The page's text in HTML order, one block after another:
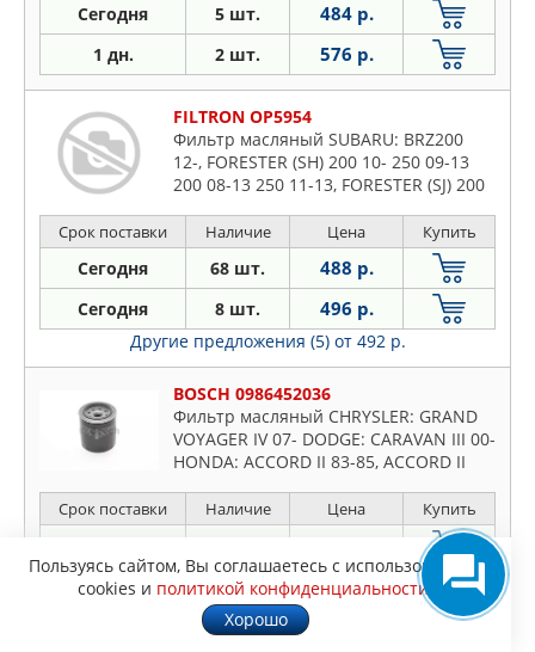
Сегодня 5 шт. 484 р.
1 дн. 2 шт. 576 р.
FILTRON OP5954
Фильтр масляный SUBARU: BRZ200
12-, FORESTER (SH) 200 10- 250 09-13
200 08-13 250 11-13, FORESTER (SJ) 200
18-, IMPREZA седан
Срок поставки Наличие Цена Купить
Сегодня 68 шт. 488 р.
Сегодня 8 шт. 496 р.
Другие предложения (5) от 492 р.
BOSCH 0986452036
Фильтр масляный CHRYSLER: GRAND
VOYAGER IV 07- DODGE: CARAVAN III 00-
HONDA: ACCORD II 83-85, ACCORD II
ACCORD III Aerodec
Срок поставки Наличие Цена Купить
1 дн. + 490 р.
Другие предложения (3)
Пользуясь сайтом, Вы соглашаетесь с использованием
cookies и политикой конфиденциальности
Хорошо